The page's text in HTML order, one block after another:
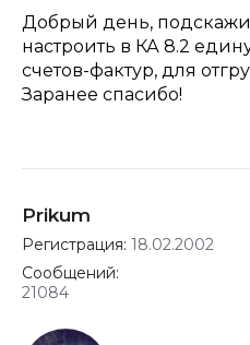
Добрый день,
настроить в КА 8.2
счетов-фактур, для
Заранее спасибо!
Prikum
Регистрация: 18.02.2002
Сообщений:
21084